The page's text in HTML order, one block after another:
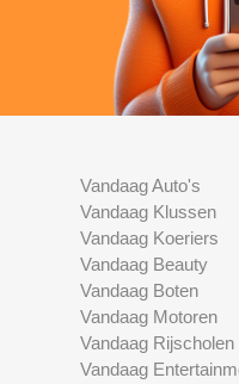
Vandaag Auto's
Vandaag Klussen
Vandaag Koeriers
Vandaag Beauty
Vandaag Boten
Vandaag Motoren
Vandaag Rijscholen
Vandaag